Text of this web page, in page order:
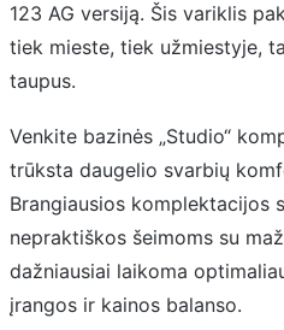
123 AG versiją. Šis variklis
tiek mieste, tiek užmiestyje,
taupus.
Venkite bazinės „Studio“
trūksta daugelio svarbių
Brangiausios komplektacijos
nepraktiškos šeimoms su
dažniausiai laikoma
įrangos ir kainos balanso.